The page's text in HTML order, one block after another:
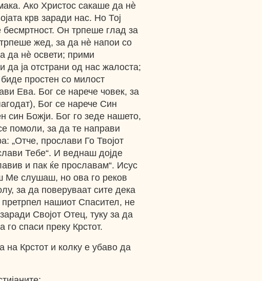
Ако Христос сакаше да нѐ
крв заради нас. Но Тој
Он трпеше глад за
жед, за да нѐ напои со
да нѐ освети; прими
ја отстрани од нас жалоста;
простен со милост
Ева. Бог се нарече човек, за
Бог се нарече Син
син Божји. Бог го зеде нашето,
помоли, за да те направи
„Отче, прослави Го Твојот
Тебе“. И веднаш дојде
и пак ќе прославам“. Исус
Ме слушаш, но ова го реков
за да поверуваат сите дека
нашиот Спасител, не
Својот Отец, туку за да
го спаси преку Крстот.
на Крстот и колку е убаво да